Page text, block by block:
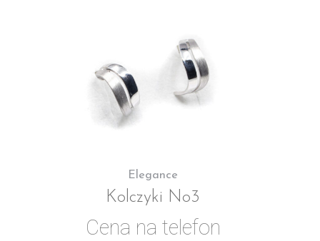
Elegance
Kolczyki No3
Cena na telefon